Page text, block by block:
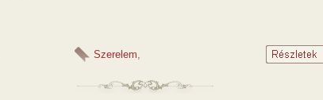
Szerelem,